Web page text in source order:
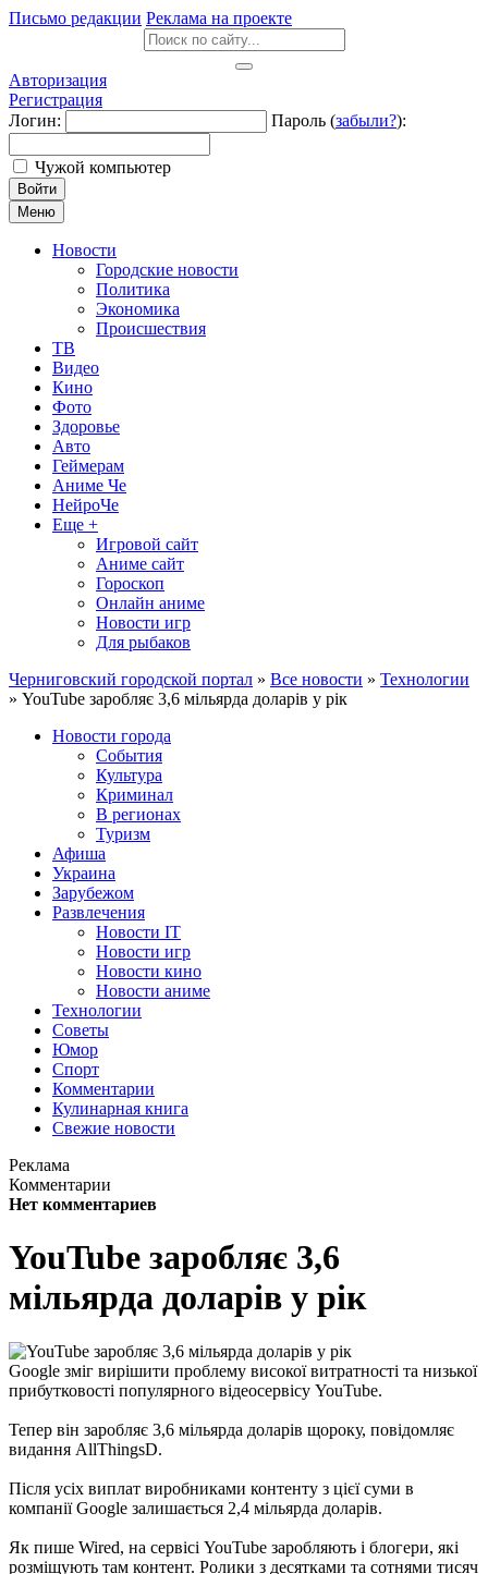
Письмо редакции Реклама на проекте
Авторизация
Регистрация
Логин:
Пароль (забыли?):
Чужой компьютер
Войти
Меню
Новости
Городские новости
Политика
Экономика
Происшествия
ТВ
Видео
Кино
Фото
Здоровье
Авто
Геймерам
Аниме Че
НейроЧе
Еще +
Игровой сайт
Аниме сайт
Гороскоп
Онлайн аниме
Новости игр
Для рыбаков
Черниговский городской портал » Все новости » Технологии
» YouTube заробляє 3,6 мільярда доларів у рік
Новости города
События
Культура
Криминал
В регионах
Туризм
Афиша
Украина
Зарубежом
Развлечения
Новости IT
Новости игр
Новости кино
Новости аниме
Технологии
Советы
Юмор
Спорт
Комментарии
Кулинарная книга
Свежие новости
Реклама
Комментарии
Нет комментариев
YouTube заробляє 3,6
мільярда доларів у рік
Google зміг вирішити проблему високої витратності та низької
прибутковості популярного відеосервісу YouTube.
Тепер він заробляє 3,6 мільярда доларів щороку, повідомляє
видання AllThingsD.
Після усіх виплат виробниками контенту з цієї суми в
компанії Google залишається 2,4 мільярда доларів.
Як пише Wired, на сервісі YouTube заробляють і блогери, які
розміщують там контент. Ролики з десятками та сотнями тисяч